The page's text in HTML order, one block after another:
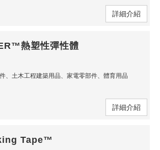
詳細介紹
熱塑性彈性體
、土木工程建築用品、家電零部件、體育用品
詳細介紹
Tape™